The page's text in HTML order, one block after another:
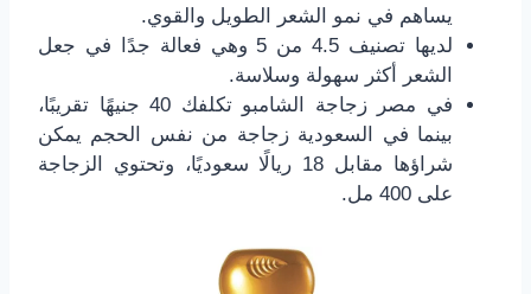
يساهم في نمو الشعر الطويل والقوي.
لديها تصنيف 4.5 من 5 وهي فعالة جدًا في جعل
الشعر أكثر سهولة وسلاسة.
في مصر زجاجة الشامبو تكلفك 40 جنيهًا تقريبًا،
بينما في السعودية زجاجة من نفس الحجم يمكن
شراؤها مقابل 18 ريالًا سعوديًا، وتحتوي الزجاجة
على 400 مل.